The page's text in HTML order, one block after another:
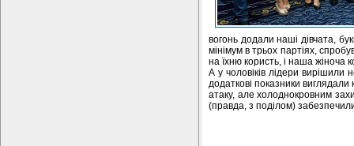
вогонь додали наші дівчата,
мінімум в трьох партіях,
на їхню користь, і наша жіноча
А у чоловіків лідери
додаткові показники
атаку, але холоднокровним
(правда, з поділом)